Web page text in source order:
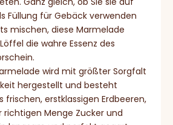
Füllung für Gebäck verwenden
mischen, diese Marmelade
die wahre Essenz des
wird mit größter Sorgfalt
hergestellt und besteht
frischen, erstklassigen Erdbeeren,
Menge Zucker und